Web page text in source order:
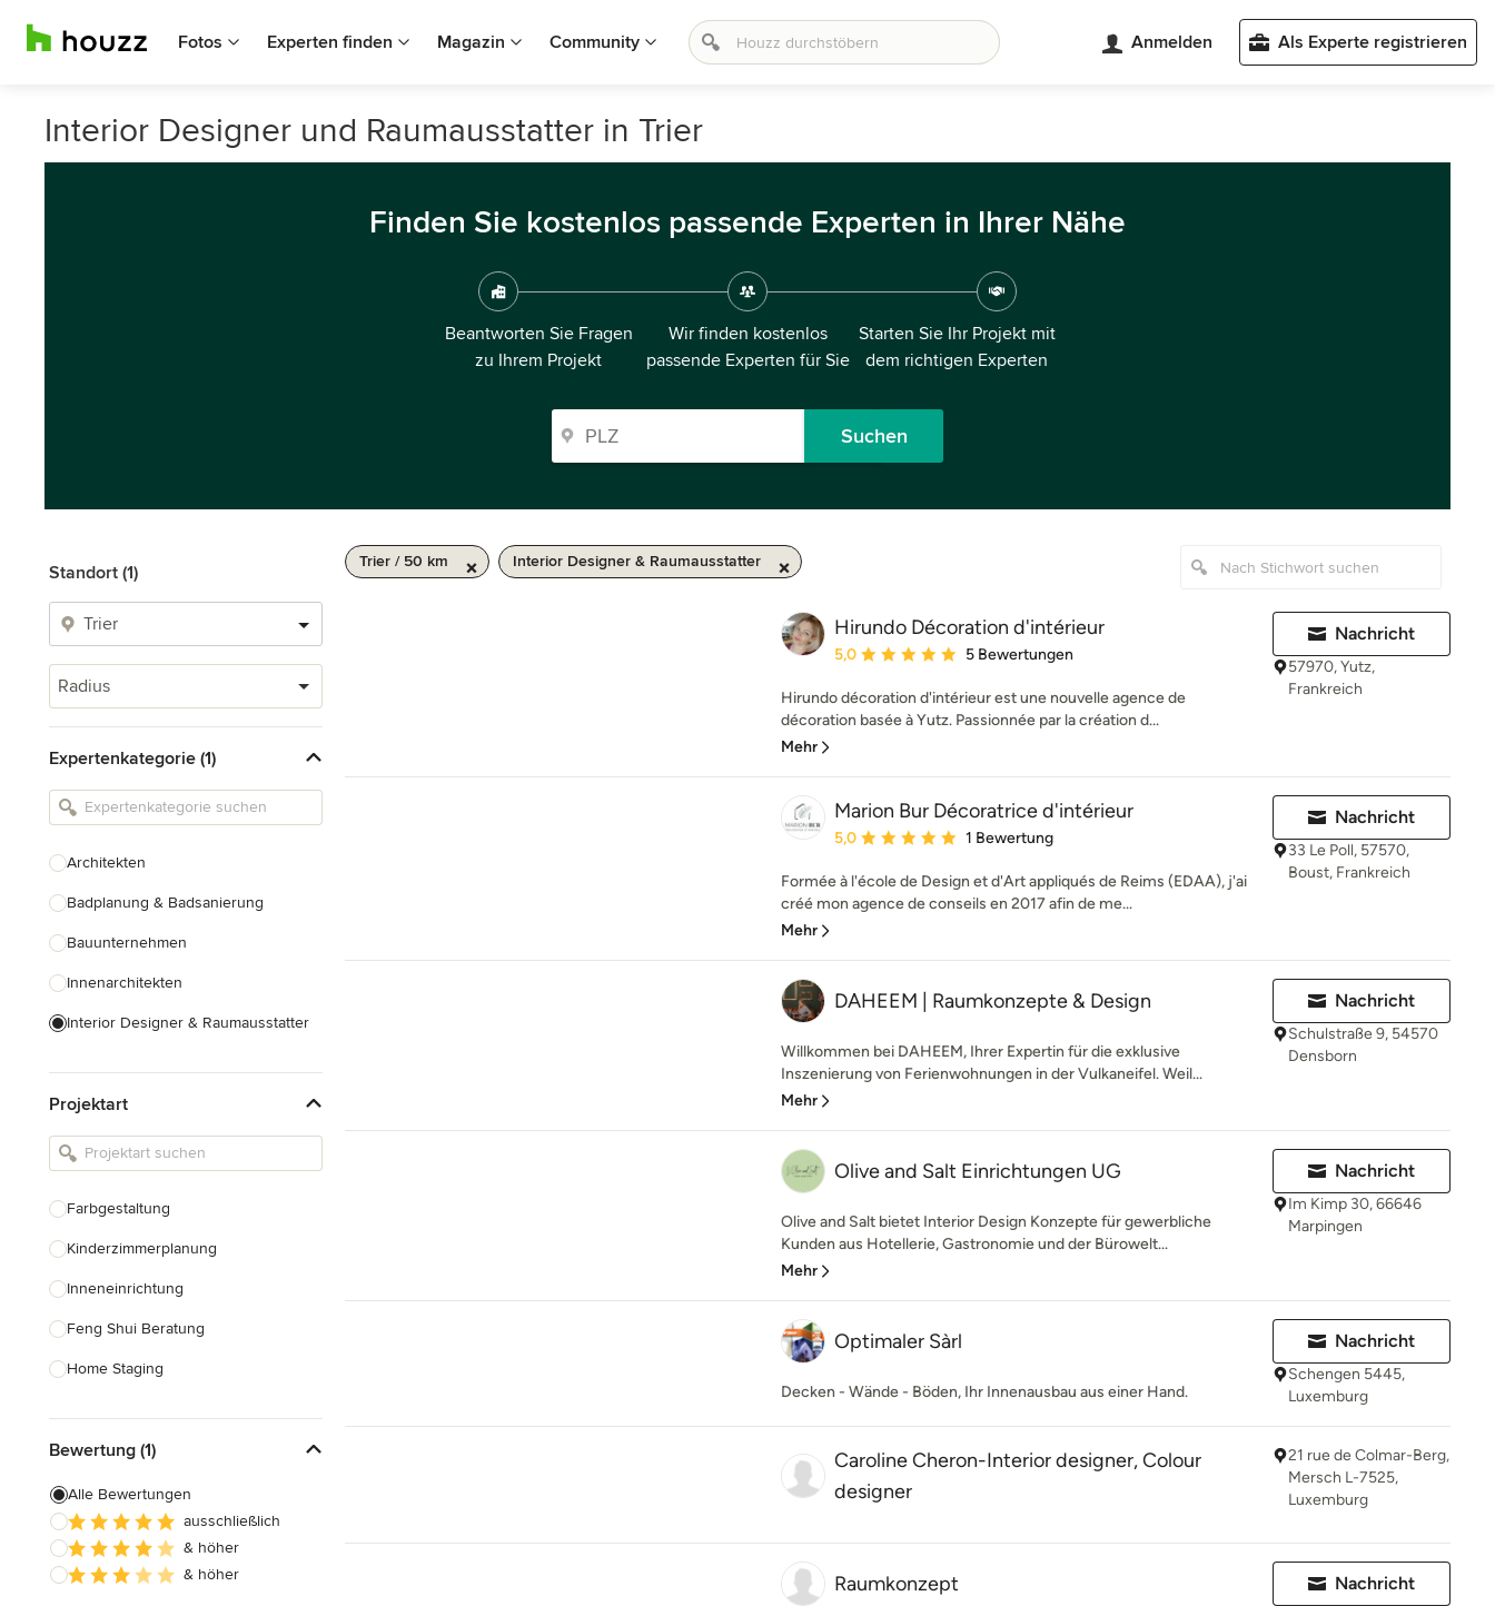
Fotos Experten finden Magazin Community Anmelden Als Experte registrieren
Interior Designer und Raumausstatter in Trier
Finden Sie kostenlos passende Experten in Ihrer Nähe
Beantworten Sie Fragen
zu Ihrem Projekt
Wir finden kostenlos
passende Experten für Sie
Starten Sie Ihr Projekt mit
dem richtigen Experten
Suchen
Standort (1)
Radius
Expertenkategorie (1)
Architekten
Badplanung & Badsanierung
Bauunternehmen
Innenarchitekten
Interior Designer & Raumausstatter
Landschaftsarchitekten
Armaturen & Sanitärbedarf
Einbauschränke
Projektart
Farbgestaltung
Kinderzimmerplanung
Inneneinrichtung
Feng Shui Beratung
Home Staging
Alle anzeigen
Bewertung (1)
Alle Bewertungen
ausschließlich
& höher
& höher
Trier / 50 km Interior Designer & Raumausstatter
Hirundo Décoration d'intérieur
Durchschnittliche Bewertung: 5 von 5 Sternen
5,0 5 Bewertungen
Hirundo décoration d'intérieur est une nouvelle agence de
décoration basée à Yutz. Passionnée par la création d...
Mehr
Nachricht
57970, Yutz,
Frankreich
Marion Bur Décoratrice d'intérieur
Durchschnittliche Bewertung: 5 von 5 Sternen
5,0 1 Bewertung
Formée à l'école de Design et d'Art appliqués de Reims (EDAA), j'ai
créé mon agence de conseils en 2017 afin de me...
Mehr
Nachricht
33 Le Poll, 57570,
Boust, Frankreich
DAHEEM | Raumkonzepte & Design
Willkommen bei DAHEEM, Ihrer Expertin für die exklusive
Inszenierung von Ferienwohnungen in der Vulkaneifel. Weil...
Mehr
Nachricht
Schulstraße 9, 54570
Densborn
Olive and Salt Einrichtungen UG
Olive and Salt bietet Interior Design Konzepte für gewerbliche
Kunden aus Hotellerie, Gastronomie und der Bürowelt...
Mehr
Nachricht
Im Kimp 30, 66646
Marpingen
Optimaler Sàrl
Decken - Wände - Böden, Ihr Innenausbau aus einer Hand.
Nachricht
Schengen 5445,
Luxemburg
Caroline Cheron-Interior designer, Colour
designer
21 rue de Colmar-Berg,
Mersch L-7525,
Luxemburg
Raumkonzept Nachricht